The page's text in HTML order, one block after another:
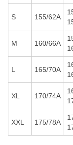
S 155/62A
M 160/66A
L 165/70A
XL 170/74A
XXL 175/78A